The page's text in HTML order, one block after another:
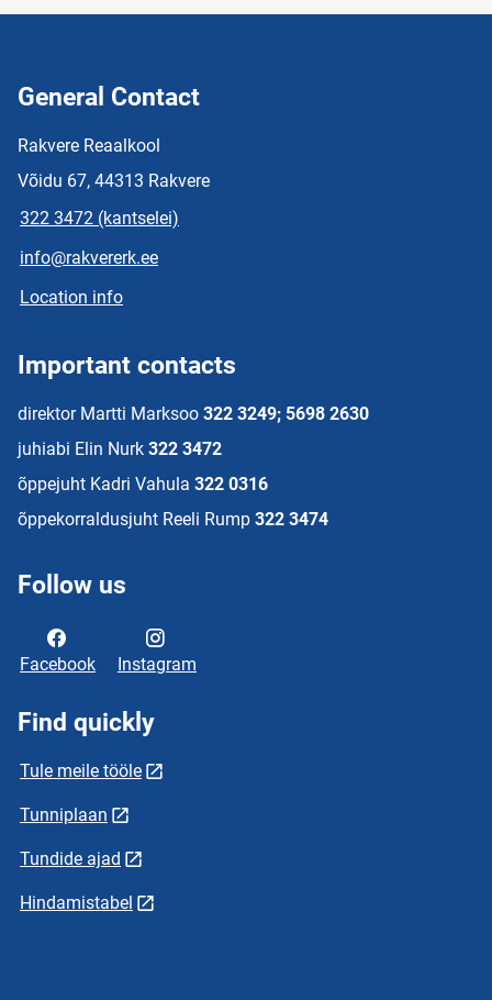
General Contact
Rakvere Reaalkool
Võidu 67, 44313 Rakvere
322 3472 (kantselei)
info@rakvererk.ee
Location info
Important contacts
direktor Martti Marksoo 322 3249; 5698 2630
juhiabi Elin Nurk 322 3472
õppejuht Kadri Vahula 322 0316
õppekorraldusjuht Reeli Rump 322 3474
Follow us
Facebook Instagram
Find quickly
Tule meile tööle
Tunniplaan
Tundide ajad
Hindamistabel